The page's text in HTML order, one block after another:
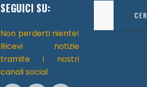
SEGUICI SU:
Non perderti niente!
Ricevi notizie
tramite i nostri
canali social.